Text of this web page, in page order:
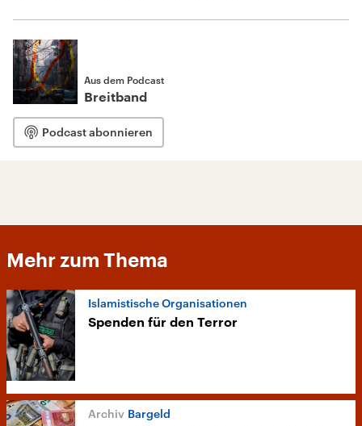
Aus dem Podcast
Breitband
Podcast abonnieren
Mehr zum Thema
Islamistische Organisationen
Spenden für den Terror
Bargeld